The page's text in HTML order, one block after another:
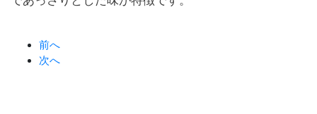
前へ
次へ